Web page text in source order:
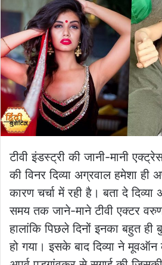
टीवी इंडस्ट्री की जानी-मानी
की विनर दिव्या अग्रवाल हमेशा ही
कारण चर्चा में रही है। बता दे
समय तक जाने-माने टीवी एक्टर
हालांकि पिछले दिनों इनका बहुत
हो गया। इसके बाद दिव्या ने